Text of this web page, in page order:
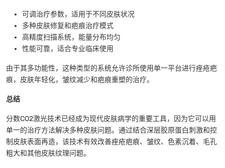
可调治疗参数，适用于不同皮肤状况
多种皮肤修复和疤痕治疗模式
高精度扫描系统，能量分布均匀
性能可靠，适合专业临床使用
由于其多功能性，这种类型的系统允许诊所使用单一平台进行痤疮疤
痕，皮肤年轻化，皱纹减少和疤痕重塑的治疗。
总结
分数CO2激光技术已经成为现代皮肤病学的重要工具，因为它可以用
单一的治疗方法解决多种皮肤问题。通过结合深层胶原蛋白刺激和控
制皮肤表面再造，该技术有效改善痤疮疤痕、皱纹、色素沉着、毛孔
粗大和其他皮肤纹理问题。